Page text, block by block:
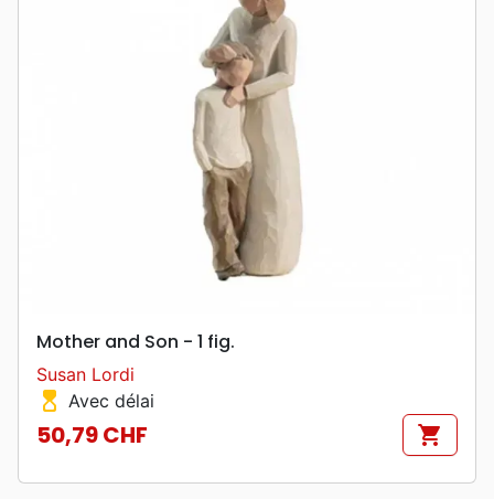
Mother and Son - 1 fig.
Susan Lordi
hourglass_top Avec délai
Prix
50,79 CHF shopping_cart